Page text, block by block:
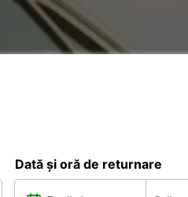
Dată și oră de returnare